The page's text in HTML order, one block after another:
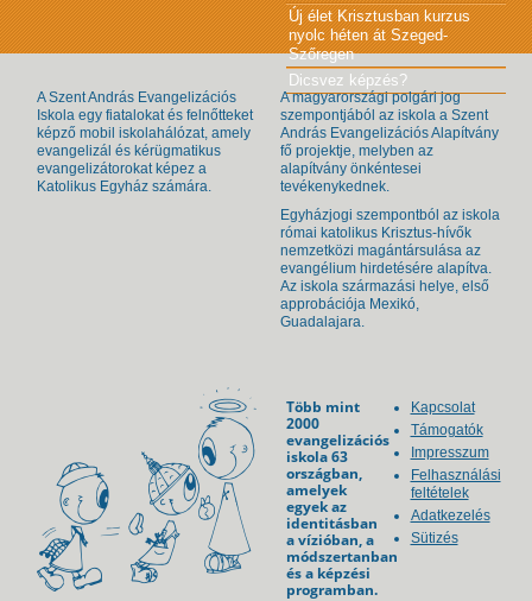
Új élet Krisztusban kurzus
nyolc héten át Szeged-
Szőregen
Dicsvez képzés?
A Szent András Evangelizációs
Iskola egy fiatalokat és felnőtteket
képző mobil iskolahálózat, amely
evangelizál és kérügmatikus
evangelizátorokat képez a
Katolikus Egyház számára.
A magyarországi polgári jog
szempontjából az iskola a Szent
András Evangelizációs Alapítvány
fő projektje, melyben az
alapítvány önkéntesei
tevékenykednek.
Egyházjogi szempontból az iskola
római katolikus Krisztus-hívők
nemzetközi magántársulása az
evangélium hirdetésére alapítva.
Az iskola származási helye, első
approbációja Mexikó,
Guadalajara.
Több mint
2000
evangelizációs
iskola 63
országban,
amelyek
egyek az
identitásban
a vízióban, a
módszertanban
és a képzési
programban.
Kapcsolat
Támogatók
Impresszum
Felhasználási
feltételek
Adatkezelés
Sütizés